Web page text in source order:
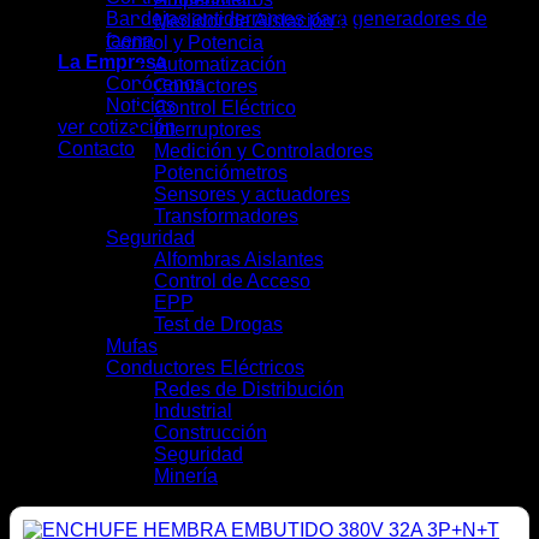
Bandejas antiderrames para generadores de
faena
La Empresa
Conócenos
Noticias
ver cotización
Contacto
Medidor de Aislación (1)
Control y Potencia
Automatización
Contactores
Control Eléctrico
Interruptores
Medición y Controladores
Potenciómetros
Sensores y actuadores
Transformadores
Seguridad
Alfombras Aislantes
Control de Acceso
EPP
Test de Drogas
Mufas
Conductores Eléctricos
Redes de Distribución
Industrial
Construcción
Seguridad
Minería